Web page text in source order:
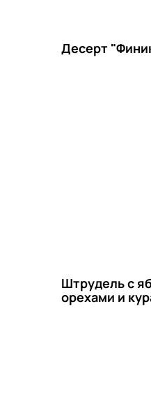
Десерт
Штрудель с
орехами и